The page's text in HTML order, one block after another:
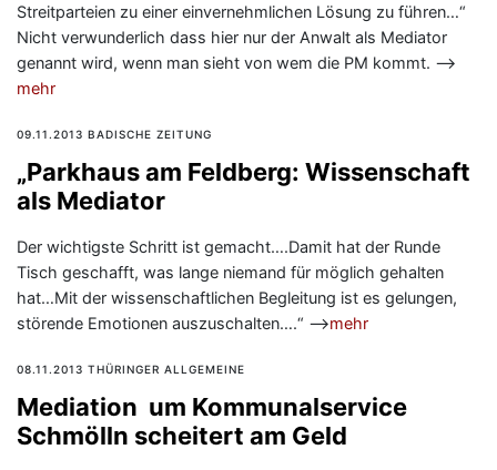
Streitparteien zu einer einvernehmlichen Lösung zu führen…“
Nicht verwunderlich dass hier nur der Anwalt als Mediator
genannt wird, wenn man sieht von wem die PM kommt. —>
mehr
09.11.2013 BADISCHE ZEITUNG
„Parkhaus am Feldberg: Wissenschaft
als Mediator
Der wichtigste Schritt ist gemacht….Damit hat der Runde
Tisch geschafft, was lange niemand für möglich gehalten
hat…Mit der wissenschaftlichen Begleitung ist es gelungen,
störende Emotionen auszuschalten….“ —>mehr
08.11.2013 THÜRINGER ALLGEMEINE
Mediation um Kommunalservice
Schmölln scheitert am Geld